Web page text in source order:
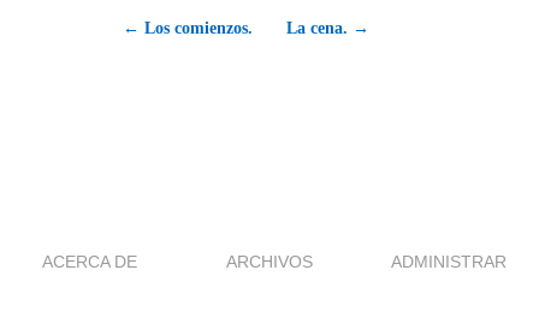
← Los comienzos. La cena. →
ACERCA DE ARCHIVOS ADMINISTRAR